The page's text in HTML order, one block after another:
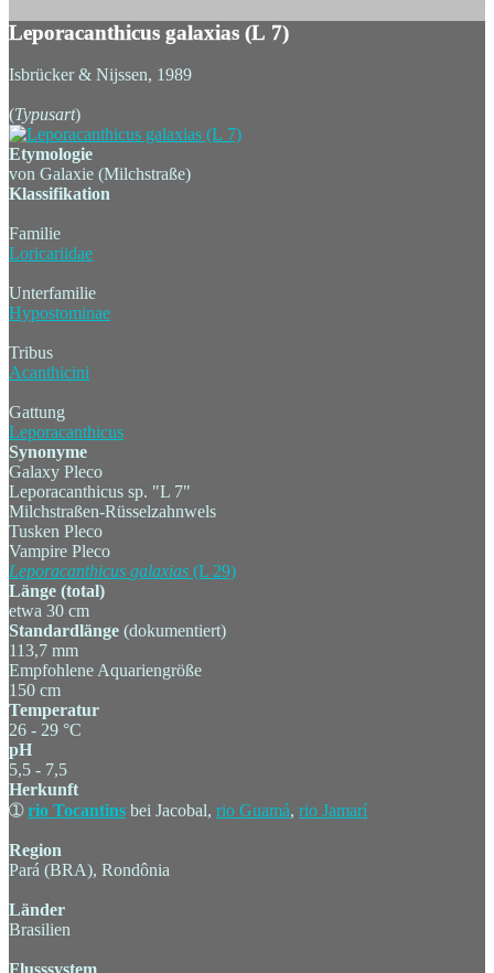
Leporacanthicus galaxias (L 7)
Isbrücker & Nijssen, 1989
(Typusart)
Etymologie
von Galaxie (Milchstraße)
Klassifikation
Familie
Loricariidae
Unterfamilie
Hypostominae
Tribus
Acanthicini
Gattung
Leporacanthicus
Synonyme
Galaxy Pleco
Leporacanthicus sp. "L 7"
Milchstraßen-Rüsselzahnwels
Tusken Pleco
Vampire Pleco
Leporacanthicus galaxias (L 29)
Länge (total)
etwa 30 cm
Standardlänge (dokumentiert)
113,7 mm
Empfohlene Aquariengröße
150 cm
Temperatur
26 - 29 °C
pH
5,5 - 7,5
Herkunft
➀rio Tocantins bei Jacobal, rio Guamá, rio Jamarí
Region
Pará (BRA), Rondônia
Länder
Brasilien